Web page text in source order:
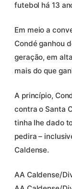
futebol há 13
Em meio a
Condé ganhou
geração, em
mais do que
A princípio,
contra o Santa
tinha lhe dado
pedira –
Caldense.
AA Caldense/